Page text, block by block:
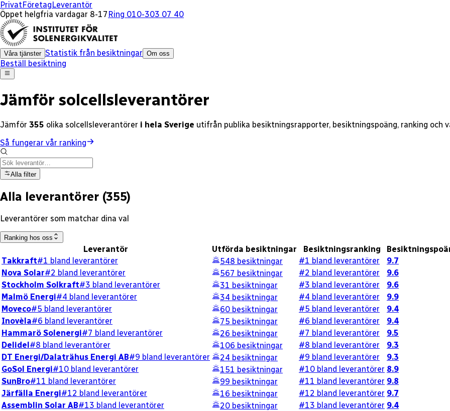
PrivatFöretagLeverantör
Öppet helgfria vardagar 8-17 Ring 010-303 07 40
Våra tjänster Statistik från besiktningar Om oss
Beställ besiktning
Jämför solcellsleverantörer
Jämför 355 olika solcellsleverantörer i hela Sverige utifrån publika besiktningsrapporter, besiktningspoäng, ranking och
Så fungerar vår ranking
Alla filter
Alla leverantörer (355)
Leverantörer som matchar dina val
Ranking hos oss
Leverantör Utförda besiktningar Besiktningsranking
Takkraft#1 bland leverantörer 548 besiktningar #1 bland leverantörer 9.7
x
Nova Solar#2 bland leverantörer 567 besiktningar #2 bland leverantörer 9.6
x
Stockholm Solkraft#3 bland leverantörer 31 besiktningar #3 bland leverantörer 9.6
x
Malmö Energi#4 bland leverantörer 34 besiktningar #4 bland leverantörer 9.9
x
Moveco#5 bland leverantörer 60 besiktningar #5 bland leverantörer 9.4
x
Inovèla#6 bland leverantörer 75 besiktningar #6 bland leverantörer 9.4
x
Hammarö Solenergi#7 bland leverantörer 26 besiktningar #7 bland leverantörer 9.5
x
Delidel#8 bland leverantörer 106 besiktningar #8 bland leverantörer 9.3
x
DT Energi/Dalaträhus Energi AB#9 bland leverantörer 24 besiktningar #9 bland leverantörer 9.3
x
GoSol Energi#10 bland leverantörer 151 besiktningar #10 bland leverantörer 8.9
x
SunBro#11 bland leverantörer 99 besiktningar #11 bland leverantörer 9.8
x
Järfälla Energi#12 bland leverantörer 16 besiktningar #12 bland leverantörer 9.7
x
Assemblin Solar AB#13 bland leverantörer 20 besiktningar #13 bland leverantörer 9.4
x
x
x